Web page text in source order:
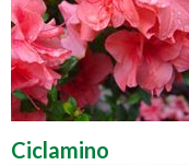
Ciclamino